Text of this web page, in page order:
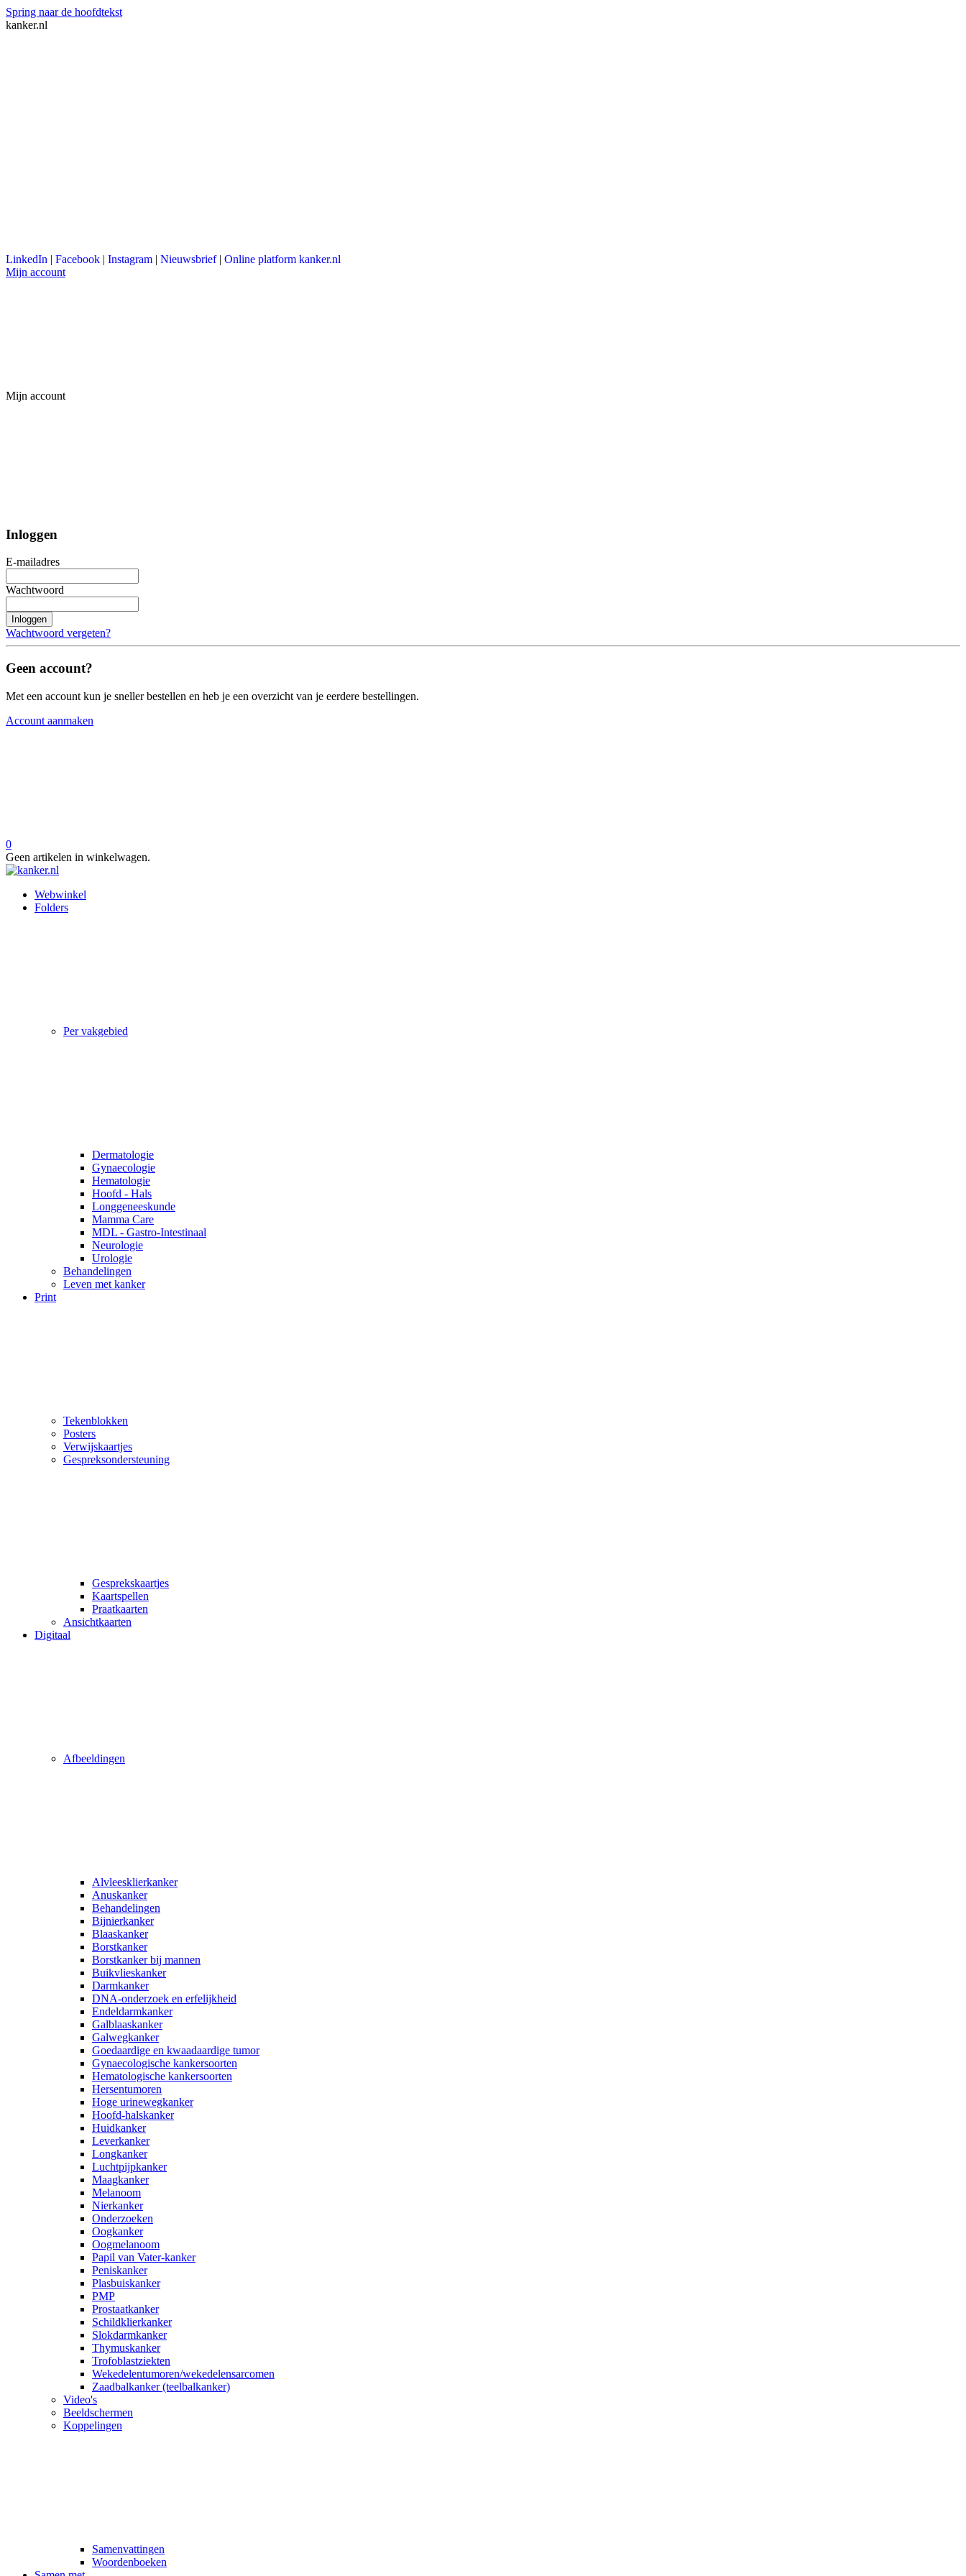
Spring naar de hoofdtekst
kanker.nl
LinkedIn | Facebook | Instagram | Nieuwsbrief | Online platform kanker.nl
Mijn account
Mijn account
Inloggen
E-mailadres
Wachtwoord
Inloggen
Wachtwoord vergeten?
Geen account?
Met een account kun je sneller bestellen en heb je een overzicht van je eerdere bestellingen.
Account aanmaken
0
Geen artikelen in winkelwagen.
Webwinkel
Folders
Per vakgebied
Dermatologie
Gynaecologie
Hematologie
Hoofd - Hals
Longgeneeskunde
Mamma Care
MDL - Gastro-Intestinaal
Neurologie
Urologie
Behandelingen
Leven met kanker
Print
Tekenblokken
Posters
Verwijskaartjes
Gespreksondersteuning
Gesprekskaartjes
Kaartspellen
Praatkaarten
Ansichtkaarten
Digitaal
Afbeeldingen
Alvleesklierkanker
Anuskanker
Behandelingen
Bijnierkanker
Blaaskanker
Borstkanker
Borstkanker bij mannen
Buikvlieskanker
Darmkanker
DNA-onderzoek en erfelijkheid
Endeldarmkanker
Galblaaskanker
Galwegkanker
Goedaardige en kwaadaardige tumor
Gynaecologische kankersoorten
Hematologische kankersoorten
Hersentumoren
Hoge urinewegkanker
Hoofd-halskanker
Huidkanker
Leverkanker
Longkanker
Luchtpijpkanker
Maagkanker
Melanoom
Nierkanker
Onderzoeken
Oogkanker
Oogmelanoom
Papil van Vater-kanker
Peniskanker
Plasbuiskanker
PMP
Prostaatkanker
Schildklierkanker
Slokdarmkanker
Thymuskanker
Trofoblastziekten
Wekedelentumoren/wekedelensarcomen
Zaadbalkanker (teelbalkanker)
Video's
Beeldschermen
Koppelingen
Samenvattingen
Woordenboeken